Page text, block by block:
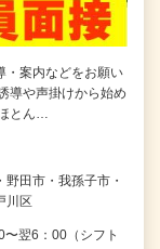
・案内などをお願い
導や声掛けから始め
とん…
田市・我孫子市・
川区
翌6：00（シフト